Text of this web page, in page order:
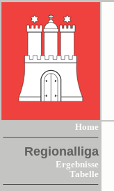
Home
Regionalliga
Ergebnisse
Tabelle